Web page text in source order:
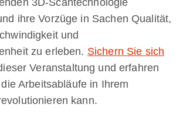
3D-Scantechnologie
ihre Vorzüge in Sachen Qualität,
und
zu erleben. Sichern Sie sich
Veranstaltung und erfahren
Arbeitsabläufe in Ihrem
kann.